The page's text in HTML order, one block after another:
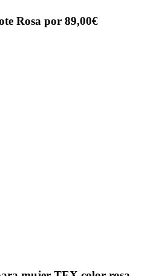
Rosa por 89,00€